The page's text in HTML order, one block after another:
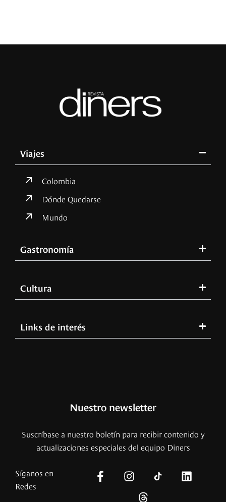
Viajes
Colombia
Dónde Quedarse
Mundo
Gastronomía
Cultura
Links de interés
Nuestro newsletter
Suscríbase a nuestro boletín para recibir contenido y
actualizaciones especiales del equipo Diners
Síganos en
Redes